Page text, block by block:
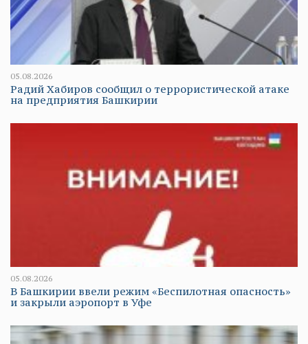
05.08.2026
Радий Хабиров сообщил о террористической атаке
на предприятия Башкирии
05.08.2026
В Башкирии ввели режим «Беспилотная опасность»
и закрыли аэропорт в Уфе